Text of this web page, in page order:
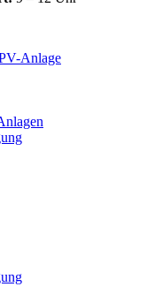
Anlage